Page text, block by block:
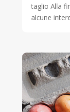
taglio Alla
alcune